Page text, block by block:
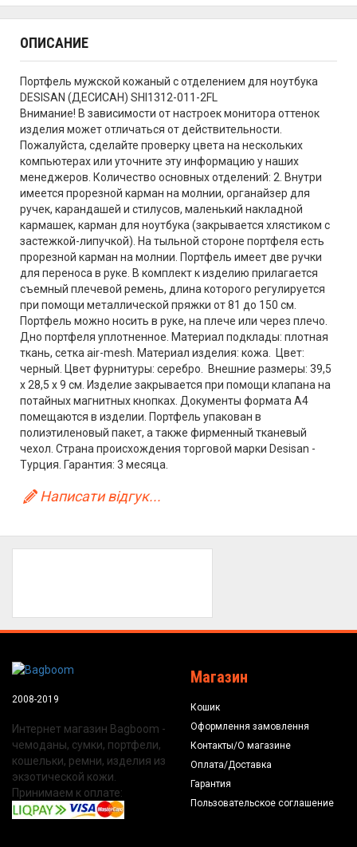
ОПИСАНИЕ
Портфель мужской кожаный с отделением для ноутбука
DESISAN (ДЕСИСАН) SHI1312-011-2FL
Внимание! В зависимости от настроек монитора оттенок
изделия может отличаться от действительности.
Пожалуйста, сделайте проверку цвета на нескольких
компьютерах или уточните эту информацию у наших
менеджеров. Количество основных отделений: 2. Внутри
имеется прорезной карман на молнии, органайзер для
ручек, карандашей и стилусов, маленький накладной
кармашек, карман для ноутбука (закрывается хлястиком с
застежкой-липучкой). На тыльной стороне портфеля есть
прорезной карман на молнии. Портфель имеет две ручки
для переноса в руке. В комплект к изделию прилагается
съемный плечевой ремень, длина которого регулируется
при помощи металлической пряжки от 81 до 150 см.
Портфель можно носить в руке, на плече или через плечо.
Дно портфеля уплотненное. Материал подклады: плотная
ткань, сетка air-mesh. Материал изделия: кожа. Цвет:
черный. Цвет фурнитуры: серебро. Внешние размеры: 39,5
х 28,5 х 9 см. Изделие закрывается при помощи клапана на
потайных магнитных кнопках. Документы формата А4
помещаются в изделии. Портфель упакован в
полиэтиленовый пакет, а также фирменный тканевый
чехол. Страна происхождения торговой марки Desisan -
Турция. Гарантия: 3 месяца.
Написати відгук...
2008-2019
Интернет магазин Bagboom -
чемоданы, сумки, портфели,
кошельки, ремни, изделия из
экзотической кожи.
Принимаем к оплате:
Магазин
Кошик
Оформлення замовлення
Контакты/О магазине
Оплата/Доставка
Гарантия
Пользовательское соглашение